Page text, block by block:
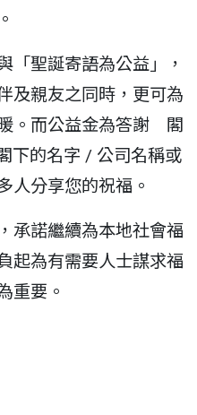
「聖誕寄語為公益」，
及親友之同時，更可為
。而公益金為答謝 閣
下的名字 / 公司名稱或
人分享您的祝福。
承諾繼續為本地社會福
起為有需要人士謀求福
重要。